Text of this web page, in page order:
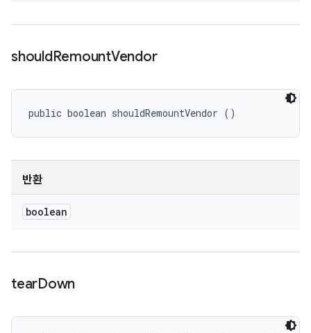
shouldRemountVendor
public boolean shouldRemountVendor ()
반환
boolean
tearDown